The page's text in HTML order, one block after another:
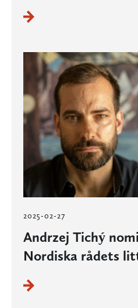
2025-02-27
Andrzej Tichý
Nordiska rådets